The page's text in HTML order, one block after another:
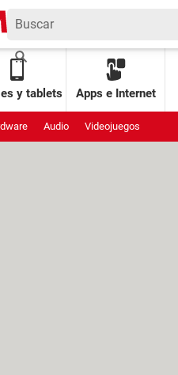
y tablets Apps e Internet
Audio Videojuegos